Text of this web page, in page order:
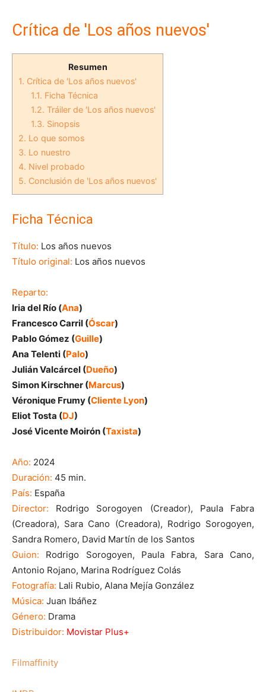
Crítica de 'Los años nuevos'
Resumen
1. Crítica de 'Los años nuevos'
1.1. Ficha Técnica
1.2. Tráiler de 'Los años nuevos'
1.3. Sinopsis
2. Lo que somos
3. Lo nuestro
4. Nivel probado
5. Conclusión de 'Los años nuevos'
Ficha Técnica
Título: Los años nuevos
Título original: Los años nuevos
Reparto:
Iria del Río (Ana)
Francesco Carril (Óscar)
Pablo Gómez (Guille)
Ana Telenti (Palo)
Julián Valcárcel (Dueño)
Simon Kirschner (Marcus)
Véronique Frumy (Cliente Lyon)
Eliot Tosta (DJ)
José Vicente Moirón (Taxista)
Año: 2024
Duración: 45 min.
País: España
Director: Rodrigo Sorogoyen (Creador), Paula Fabra
(Creadora), Sara Cano (Creadora), Rodrigo Sorogoyen,
Sandra Romero, David Martín de los Santos
Guion: Rodrigo Sorogoyen, Paula Fabra, Sara Cano,
Antonio Rojano, Marina Rodríguez Colás
Fotografía: Lali Rubio, Alana Mejía González
Música: Juan Ibáñez
Género: Drama
Distribuidor: Movistar Plus+
Filmaffinity